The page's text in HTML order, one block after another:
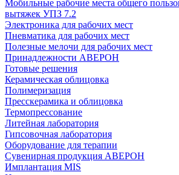
Мобильные рабочие места общего
вытяжек УПЗ 7.2
Электроника для рабочих мест
Пневматика для рабочих мест
Полезные мелочи для рабочих мест
Принадлежности АВЕРОН
Готовые решения
Керамическая облицовка
Полимеризация
Пресскерамика и облицовка
Термопрессование
Литейная лаборатория
Гипсовочная лаборатория
Оборудование для терапии
Сувенирная продукция АВЕРОН
Имплантация MIS